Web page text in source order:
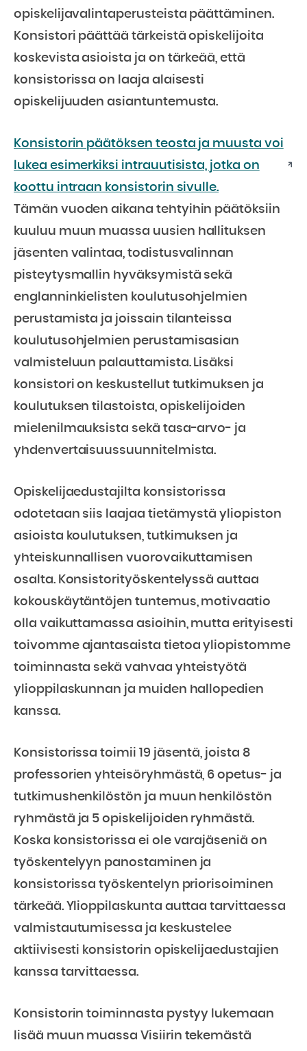
opiskelijavalintaperusteista päättäminen.
Konsistori päättää tärkeistä opiskelijoita
koskevista asioista ja on tärkeää, että
konsistorissa on laaja alaisesti
opiskelijuuden asiantuntemusta.
Konsistorin päätöksen teosta ja muusta voi
lukea esimerkiksi intrauutisista, jotka on
koottu intraan konsistorin sivulle.
Tämän vuoden aikana tehtyihin päätöksiin
kuuluu muun muassa uusien hallituksen
jäsenten valintaa, todistusvalinnan
pisteytysmallin hyväksymistä sekä
englanninkielisten koulutusohjelmien
perustamista ja joissain tilanteissa
koulutusohjelmien perustamisasian
valmisteluun palauttamista. Lisäksi
konsistori on keskustellut tutkimuksen ja
koulutuksen tilastoista, opiskelijoiden
mielenilmauksista sekä tasa-arvo- ja
yhdenvertaisuussuunnitelmista.
Opiskelijaedustajilta konsistorissa
odotetaan siis laajaa tietämystä yliopiston
asioista koulutuksen, tutkimuksen ja
yhteiskunnallisen vuorovaikuttamisen
osalta. Konsistorityöskentelyssä auttaa
kokouskäytäntöjen tuntemus, motivaatio
olla vaikuttamassa asioihin, mutta erityisesti
toivomme ajantasaista tietoa yliopistomme
toiminnasta sekä vahvaa yhteistyötä
ylioppilaskunnan ja muiden hallopedien
kanssa.
Konsistorissa toimii 19 jäsentä, joista 8
professorien yhteisöryhmästä, 6 opetus- ja
tutkimushenkilöstön ja muun henkilöstön
ryhmästä ja 5 opiskelijoiden ryhmästä.
Koska konsistorissa ei ole varajäseniä on
työskentelyyn panostaminen ja
konsistorissa työskentelyn priorisoiminen
tärkeää. Ylioppilaskunta auttaa tarvittaessa
valmistautumisessa ja keskustelee
aktiivisesti konsistorin opiskelijaedustajien
kanssa tarvittaessa.
Konsistorin toiminnasta pystyy lukemaan
lisää muun muassa Visiirin tekemästä